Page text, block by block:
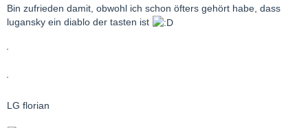
Bin zufrieden damit, obwohl ich schon öfters gehört habe, dass
lugansky ein diablo der tasten ist
LG florian